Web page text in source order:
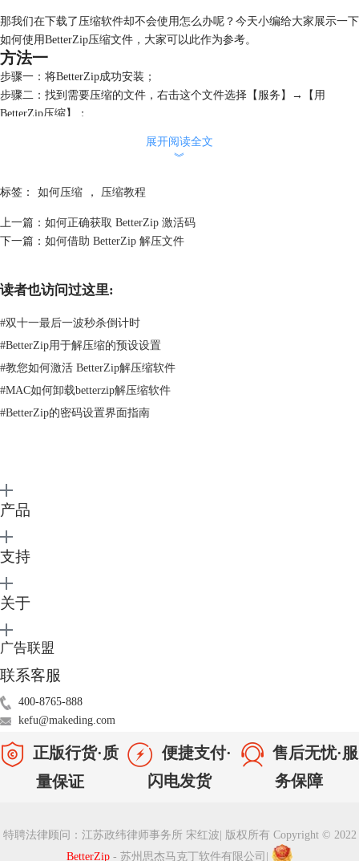
那我们在下载了压缩软件却不会使用怎么办呢？今天小编给大家展示一下
如何使用BetterZip压缩文件，大家可以此作为参考。
方法一
步骤一：将BetterZip成功安装；
步骤二：找到需要压缩的文件，右击这个文件选择【服务】→【用
BetterZip压缩】；
图2：使用BetterZip压缩
步骤三：确认好存储为的名称、存储位置以及存储格式，点击【存储】，
如果一开始名称扩展名没有填写正确也没关系，他会跳出一个小窗口让你
确认是否使用.zip，选择【使用.zip】即可。
图4：扩展名
展开阅读全文
︾
标签： 如何压缩 ， 压缩教程
上一篇： 如何正确获取 BetterZip 激活码
下一篇： 如何借助 BetterZip 解压文件
读者也访问过这里:
#双十一最后一波秒杀倒计时
#BetterZip用于解压缩的预设设置
#教您如何激活 BetterZip解压缩软件
#MAC如何卸载betterzip解压缩软件
#BetterZip的密码设置界面指南
产品
支持
关于
广告联盟
联系客服
400-8765-888
kefu@makeding.com
正版行货·质
量保证
便捷支付·
闪电发货
售后无忧·服
务保障
特聘法律顾问：江苏政纬律师事务所 宋红波
版权所有 Copyright © 2022
BetterZip - 苏州思杰马克丁软件有限公司